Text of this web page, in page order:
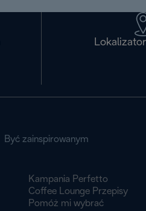
Być zainspirowanym
Kampania Perfetto
Coffee Lounge Przepisy
Pomóż mi wybrać